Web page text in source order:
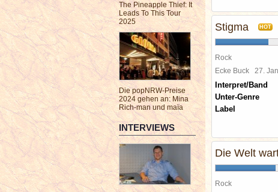
The Pineapple Thief: It
Leads To This Tour
2025
Die popNRW-Preise
2024 gehen an: Mina
Rich-man und maïa
INTERVIEWS
Stigma HOT
Rock
Ecke Buck 27.
Interpret/Band
Unter-Genre
Label
Die Welt
Rock